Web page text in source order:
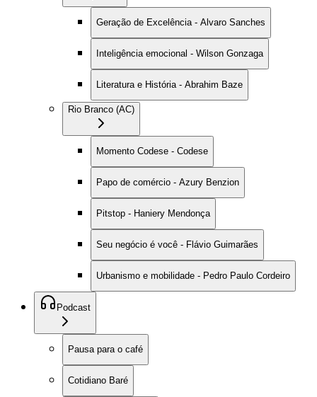
Geração de Excelência - Alvaro Sanches
Inteligência emocional - Wilson Gonzaga
Literatura e História - Abrahim Baze
Rio Branco (AC)
Momento Codese - Codese
Papo de comércio - Azury Benzion
Pitstop - Haniery Mendonça
Seu negócio é você - Flávio Guimarães
Urbanismo e mobilidade - Pedro Paulo Cordeiro
Podcast
Pausa para o café
Cotidiano Baré